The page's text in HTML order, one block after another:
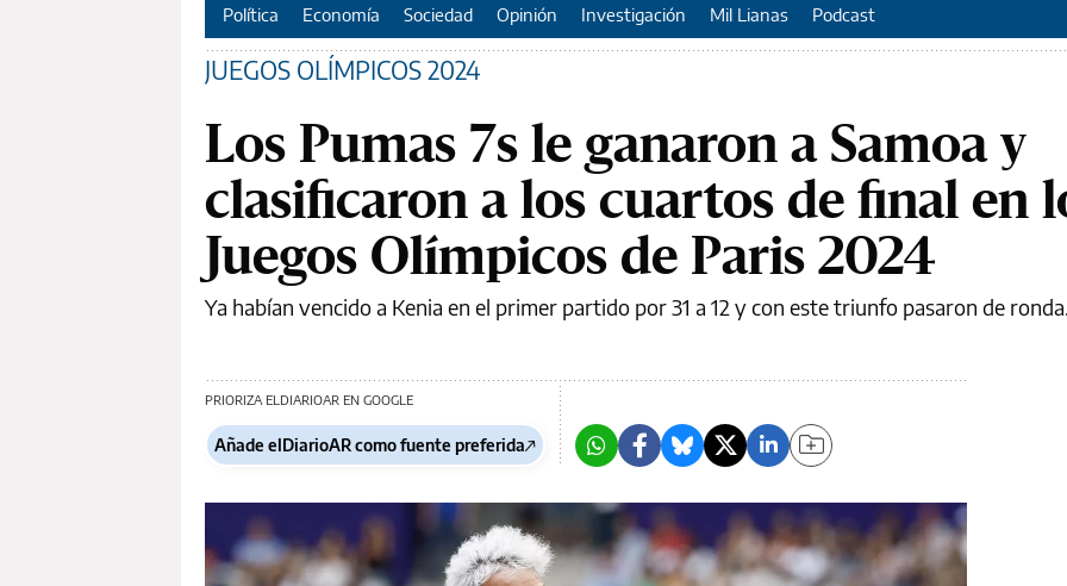
Política Economía Sociedad Opinión Investigación Mil Lianas Podcast
JUEGOS OLÍMPICOS 2024
Los Pumas 7s le ganaron a Samoa y
clasificaron a los cuartos de final en
Juegos Olímpicos de Paris 2024
Ya habían vencido a Kenia en el primer partido por 31 a 12 y con este triunfo pasaron de
PRIORIZA ELDIARIOAR EN GOOGLE
Añade elDiarioAR como fuente preferida